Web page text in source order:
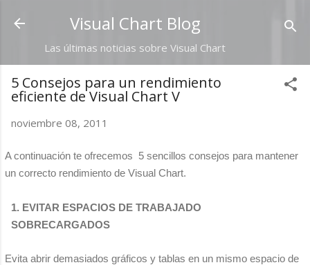
Ir al contenido principal
Visual Chart Blog
Las últimas noticias sobre Visual Chart
5 Consejos para un rendimiento
eficiente de Visual Chart V
noviembre 08, 2011
A continuación te ofrecemos 5 sencillos consejos para mantener
un correcto rendimiento de Visual Chart.
1. EVITAR ESPACIOS DE TRABAJADO
SOBRECARGADOS
Evita abrir demasiados gráficos y tablas en un mismo espacio de